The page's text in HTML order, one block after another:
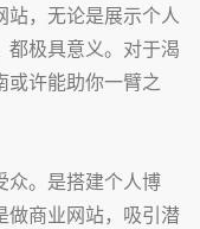
站，无论是展示个人
都极具意义。对于渴
或许能助你一臂之
众。是搭建个人博
做商业网站，吸引潜